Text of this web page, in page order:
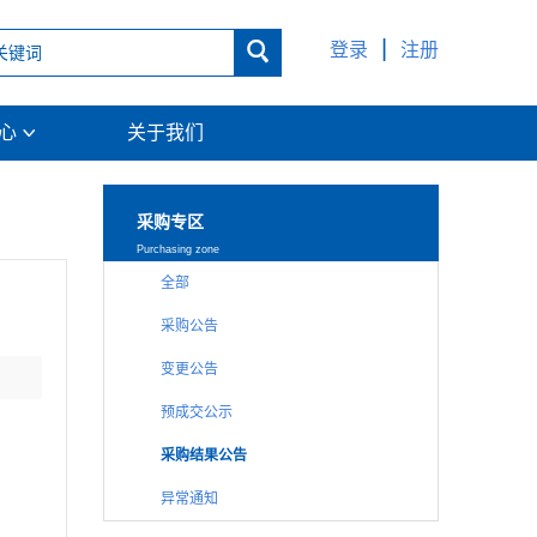
登录 注册

 关于我们
采购专区
Purchasing zone
全部
采购公告
变更公告
预成交公示
采购结果公告
异常通知